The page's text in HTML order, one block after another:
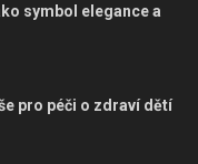
symbol elegance a
pro péči o zdraví dětí